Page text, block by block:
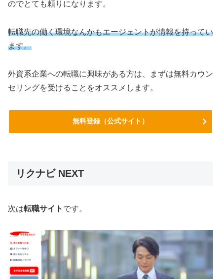
のでとても頼りになります。
転職先の働く環境なんかもエージェントが情報を持ってい
ます。
外資系企業への転職に興味がある方は、まずは無料カウン
セリングを受けることをオススメします。
無料登録（公式サイト）
リクナビ NEXT
次は転職サイト です。